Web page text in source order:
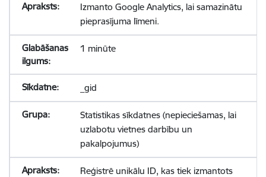
Izmanto Google Analytics, lai samazinātu
pieprasījuma līmeni.
1 minūte
_gid
Statistikas sīkdatnes (nepieciešamas, lai
uzlabotu vietnes darbību un
pakalpojumus)
Reģistrē unikālu ID, kas tiek izmantots